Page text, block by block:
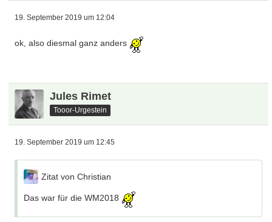
19. September 2019 um 12:04
ok, also diesmal ganz anders
Jules Rimet
Tooor-Urgestein
19. September 2019 um 12:45
Zitat von Christian
Das war für die WM2018